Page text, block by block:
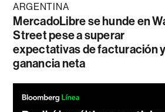
ARGENTINA
MercadoLibre se hunde en
Street pese a superar
expectativas de facturación y
ganancia neta